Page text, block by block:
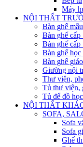
Máy
NỘI THẤT
Bàn ghế
Bàn ghế
Bàn ghế
Bàn ghế
Bàn ghế
Giường nội
Thư viện,
Tủ thư viện,
Tủ để đồ
NỘI THẤT
SOFA,
Sofa
Sofa
Ghế